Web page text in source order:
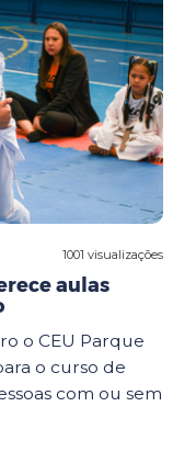
1001 visualizações
aulas
o CEU Parque
o curso de
com ou sem